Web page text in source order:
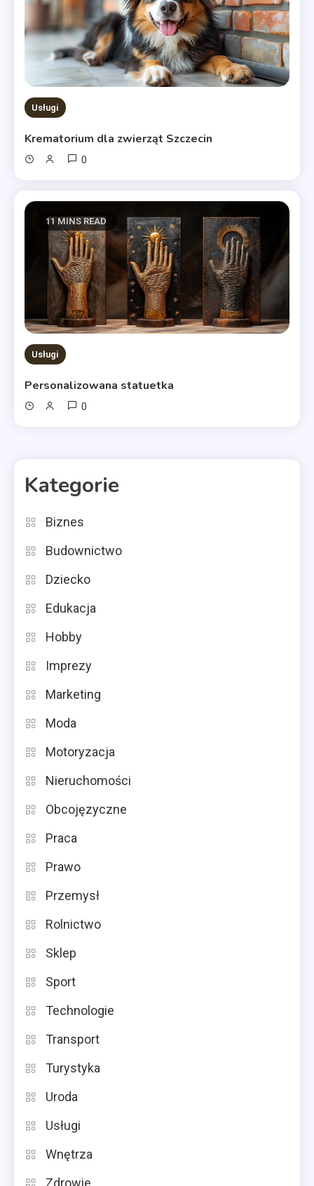
Usługi
Krematorium dla zwierząt Szczecin
0
11 MINS READ
Usługi
Personalizowana statuetka
0
Kategorie
Biznes
Budownictwo
Dziecko
Edukacja
Hobby
Imprezy
Marketing
Moda
Motoryzacja
Nieruchomości
Obcojęzyczne
Praca
Prawo
Przemysł
Rolnictwo
Sklep
Sport
Technologie
Transport
Turystyka
Uroda
Usługi
Wnętrza
Zdrowie